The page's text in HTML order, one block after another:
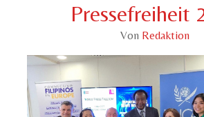
Pressefreiheit
Von Redaktion